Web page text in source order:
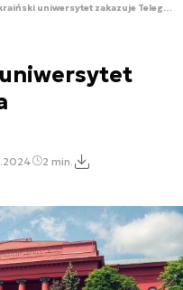
Wiodący ukraiński uniwersytet zakazuje Telegrama
2 min.